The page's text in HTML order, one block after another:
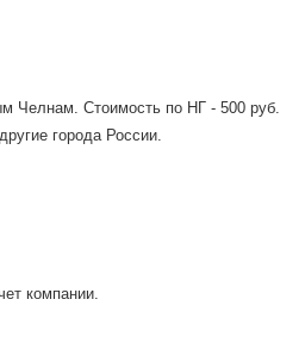
Челнам. Стоимость по НГ - 500 руб.
города России.
компании.